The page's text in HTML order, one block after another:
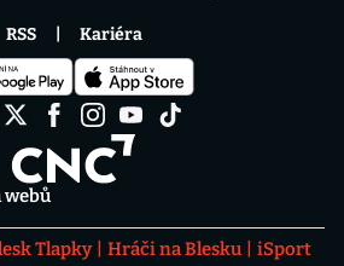
webů
Tlapky Hráči na Blesku
iSport
RSS Kariéra